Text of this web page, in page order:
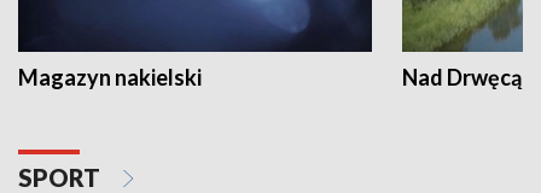
Magazyn nakielski Nad Drwęcą
SPORT